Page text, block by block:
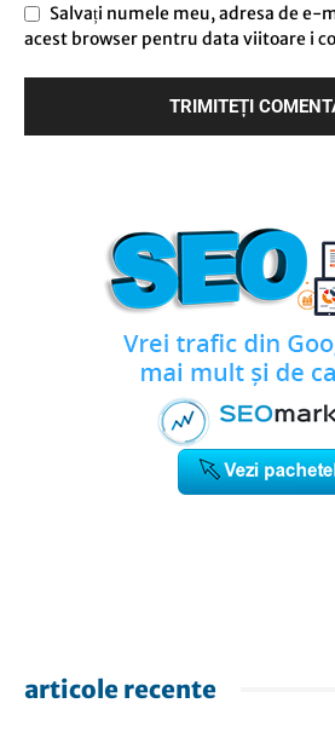
Salvați numele meu, adresa de e-
acest browser pentru data viitoare i
articole recente